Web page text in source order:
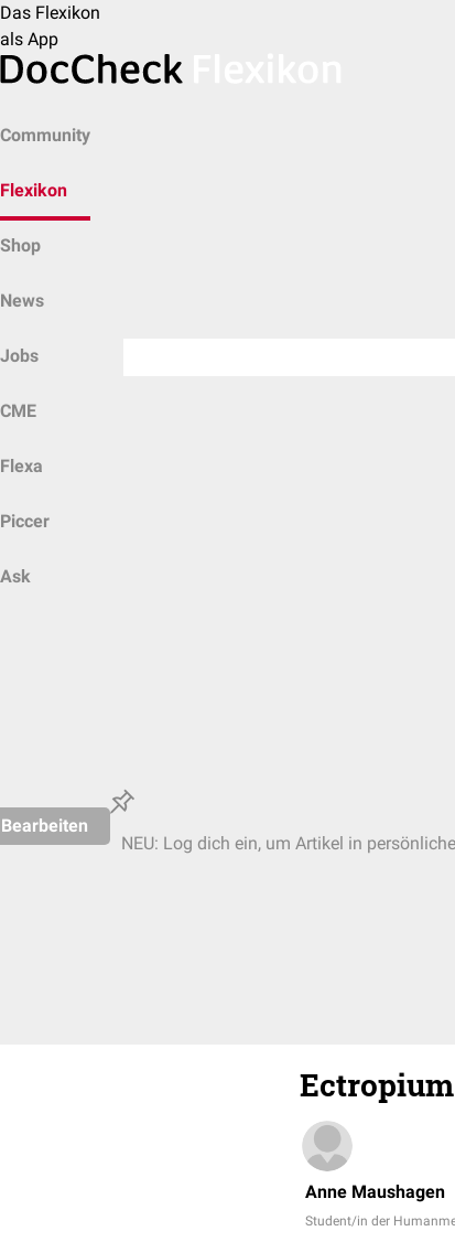
Das Flexikon
als App
Community
Flexikon
Shop
News
Jobs
CME
Flexa
Piccer
Ask
Bearbeiten
NEU: Log dich ein, um Artikel in
Anne Maushagen
Student/in der